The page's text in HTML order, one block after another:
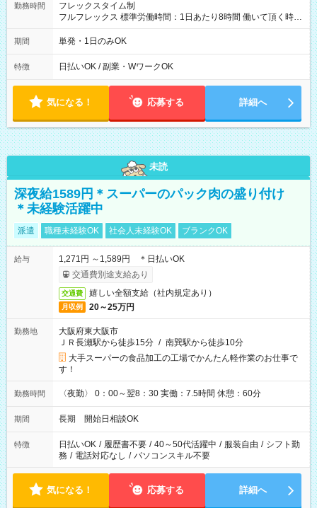
勤務時間
フレックスタイム制
フルフレックス 標準労働時間：1日あたり8時間 働いて頂く時間
は自由です。（1日8時間を上限とします。） 1日１時間でもOK
です。
期間 単発・1日のみOK
特徴 日払いOK / 副業・WワークOK
気になる！ 応募する 詳細へ
未読
深夜給1589円＊スーパーのパック肉の盛り付け
＊未経験活躍中
派遣 職種未経験OK 社会人未経験OK ブランクOK
給与
1,271円 ～1,589円 ＊日払いOK
交通費別途支給あり
交通費 嬉しい全額支給（社内規定あり）
月収例 20～25万円
勤務地
大阪府東大阪市
ＪＲ長瀬駅から徒歩15分 / 南巽駅から徒歩10分
大手スーパーの食品加工の工場でかんたん軽作業のお仕事で
す！
勤務時間 〈夜勤〉 0：00～翌8：30 実働：7.5時間 休憩：60分
期間 長期 開始日相談OK
特徴 日払いOK / 履歴書不要 / 40～50代活躍中 / 服装自由 / シフト勤
務 / 電話対応なし / パソコンスキル不要
気になる！ 応募する 詳細へ